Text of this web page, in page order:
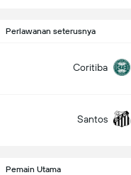
Perlawanan seterusnya
Coritiba
Santos
Pemain Utama